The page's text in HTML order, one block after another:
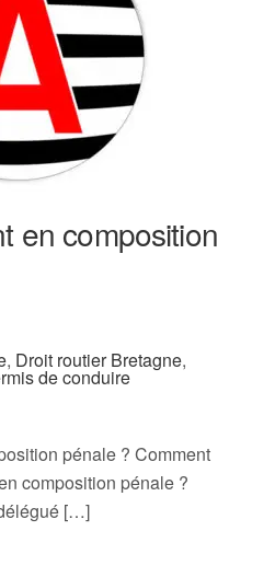
en composition
, Droit routier Bretagne,
de conduire
pénale ? Comment
composition pénale ?
[…]